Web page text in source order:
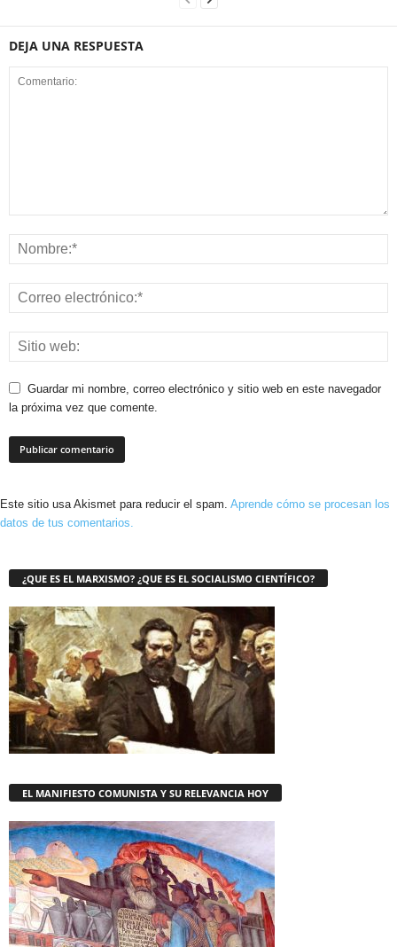
DEJA UNA RESPUESTA
Guardar mi nombre, correo electrónico y sitio web en este navegador
la próxima vez que comente.
Este sitio usa Akismet para reducir el spam. Aprende cómo se procesan los
datos de tus comentarios.
¿QUE ES EL MARXISMO? ¿QUE ES EL SOCIALISMO CIENTÍFICO?
EL MANIFIESTO COMUNISTA Y SU RELEVANCIA HOY